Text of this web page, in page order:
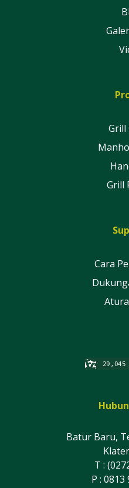
Grill
Grill
Cara
Batur Baru,
T :
P : 0813